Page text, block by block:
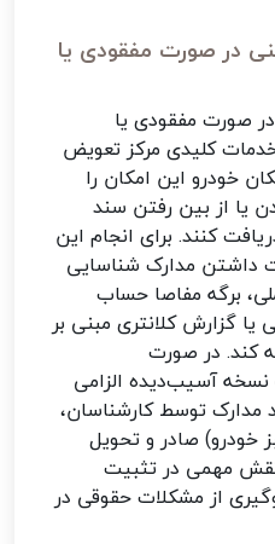
در صورت مفقودی یا
صورت مفقودی یا
کلیدی مرکز تعویض
خودرو این امکان را
یا از بین رفتن سند
کنند. برای انجام این
داشتن مدارک شناسایی
برگه مفاصا حساب
گزارش کلانتری مبنی بر
کند. در صورت
آسیب‌دیده الزامی
توسط کارشناسان،
خودرو) صادر و تحویل
مهمی در تثبیت
از مشکلات حقوقی در